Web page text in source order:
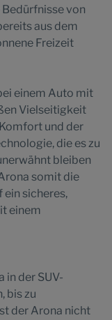
von
aus dem
Freizeit
einem Auto mit
Vielseitigkeit
und der
die es zu
bleiben
somit die
ein sicheres,
einem
in der SUV-
bis zu
der Arona nicht